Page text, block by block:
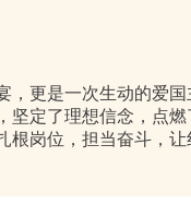
，更是一次生动的爱
坚定了理想信念，点
根岗位，担当奋斗，